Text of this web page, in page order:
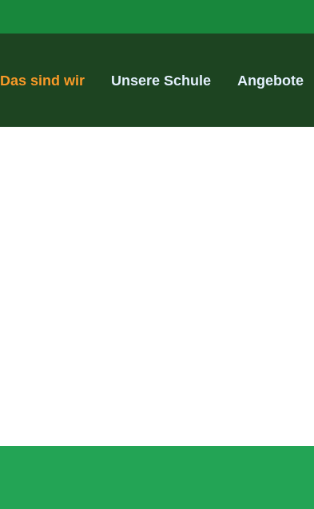
Das sind wir Unsere Schule Angebote